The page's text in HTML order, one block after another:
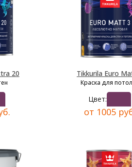
20 Tikkurila Euro
Краска для
Цвет:
от 1005